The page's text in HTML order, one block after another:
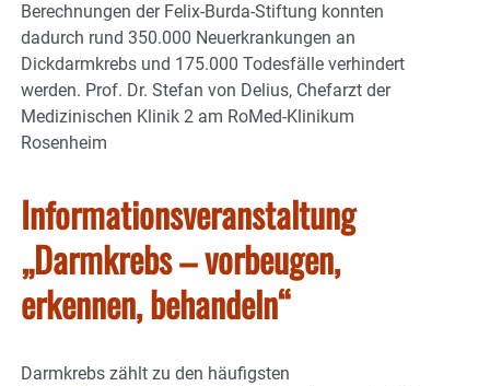
Berechnungen der Felix-Burda-Stiftung konnten
dadurch rund 350.000 Neuerkrankungen an
Dickdarmkrebs und 175.000 Todesfälle verhindert
werden. Prof. Dr. Stefan von Delius, Chefarzt der
Medizinischen Klinik 2 am RoMed-Klinikum
Rosenheim
Informationsveranstaltung
„Darmkrebs – vorbeugen,
erkennen, behandeln“
Darmkrebs zählt zu den häufigsten